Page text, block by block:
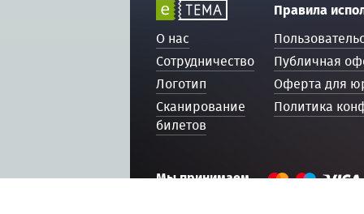
О нас
Сотрудничество
Логотип
Сканирование
билетов
Правила
Публичная
Оферта для
Политика
Мы принимаем